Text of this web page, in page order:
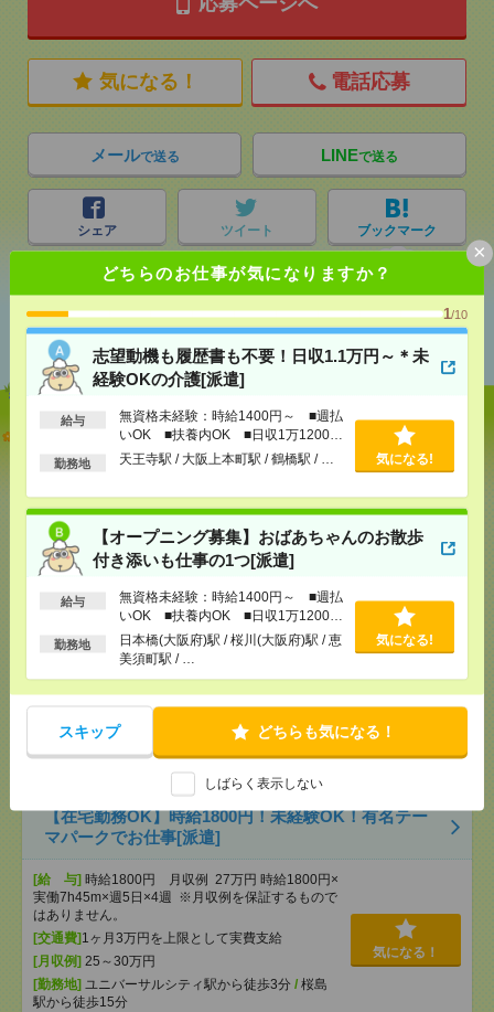
どちらのお仕事が気になりますか？
1/10
志望動機も履歴書も不要！日収1.1万円～＊未
経験OKの介護[派遣]
給与
無資格未経験：時給1400円～ ■週払
いOK ■扶養内OK ■日収1万1200円
以上
勤務地 天王寺駅 / 大阪上本町駅 / 鶴橋駅 / … 気になる!
【オープニング募集】おばあちゃんのお散歩
付き添いも仕事の1つ[派遣]
給与
無資格未経験：時給1400円～ ■週払
いOK ■扶養内OK ■日収1万1200円
以上
勤務地
日本橋(大阪府)駅 / 桜川(大阪府)駅 / 恵
美須町駅 / …
気になる!
スキップ どちらも気になる！
しばらく表示しない
×
気になる！ 電話応募
メールで送る LINEで送る
シェア ツイート ブックマーク
あなたの閲覧履歴からの
おすすめ
志望動機も履歴書も不要！日収1.1万円～＊未経験OK
の介護[派遣]
[給 与]無資格未経験：時給1400円～ ■週払い
OK ■扶養内OK ■日収1万1200円以上
[交通費]
交通費全額支給
[勤務地]
天王寺駅/大阪上本町駅/鶴橋駅/…
気になる！
【オープニング募集】おばあちゃんのお散歩付き添
いも仕事の1つ[派遣]
[給 与]無資格未経験：時給1400円～ ■週払い
OK ■扶養内OK ■日収1万1200円以上
交通費全額支給
[勤務地] 日本橋(大阪府)駅 桜川(大阪府)駅/恵美須
町駅/…
気になる！
【在宅勤務OK】時給1800円！未経験OK！有名テー
マパークでお仕事[派遣]
[給 与] 時給1800円 月収例 27万円 時給1800円×
実働7h45m×週5日×4週 ※月収例を保証するもので
はありません。
[交通費] 1ヶ月3万円を上限として実費支給
[月収例] 25～30万円
[勤務地] ユニバーサルシティ駅から徒歩3分 / 桜島
駅から徒歩15分
気になる！